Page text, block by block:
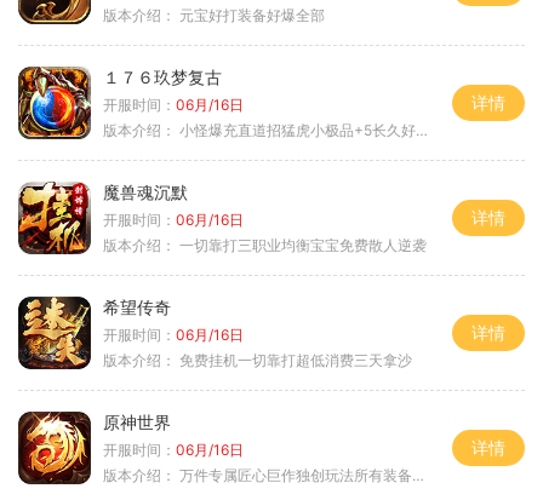
版本介绍： 元宝好打装备好爆全部
１７６玖梦复古
开服时间： 06月/16日
版本介绍： 小怪爆充直道招猛虎小极品+5长久好玩
详情
魔兽魂沉默
开服时间： 06月/16日
版本介绍： 一切靠打三职业均衡宝宝免费散人逆袭
详情
希望传奇
开服时间： 06月/16日
版本介绍： 免费挂机一切靠打超低消费三天拿沙
详情
原神世界
开服时间： 06月/16日
版本介绍： 万件专属匠心巨作独创玩法所有装备靠打
详情